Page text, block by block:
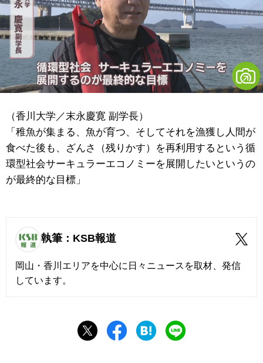
（香川大学／末永慶寛 副学長）
「稚魚が集まる、魚が育つ、そしてそれを漁獲し人間が
食べた後も、ざんさ（残りかす）を再利用するという循
環型社会サーキュラーエコノミーを展開したいというの
が最終的な目標」
執筆：KSB報道
岡山・香川エリアを中心に日々ニュースを取材、発信
しています。